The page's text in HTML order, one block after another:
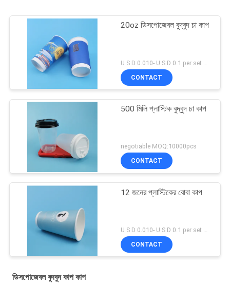
20oz ডিসপোজেবল বুদ্বুদ চা কাপ
CONTACT
500 মিলি প্লাস্টিক বুদ্বুদ চা কাপ
negotiable MOQ:10000pcs
CONTACT
12 জনের প্লাস্টিকের বোবা কাপ
U S D 0.010- U S D 0.1 per set MOQ:5000 এসইটি
CONTACT
ডিসপোজেবল বুদবুদ কাপ কাপ